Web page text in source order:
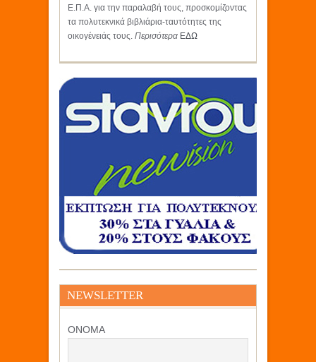
Ε.Π.Α. για την παραλαβή τους, προσκομίζοντας
τα πολυτεκνικά βιβλιάρια-ταυτότητες της
οικογένειάς τους. Περισότερα ΕΔΩ
NEWSLETTER
ΟΝΟΜΑ